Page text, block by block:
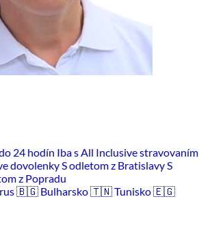
24 hodín Iba s All Inclusive stravovaním
dovolenkyS odletom z BratislavyS
z Popradu
🇧🇬 Bulharsko🇹🇳 Tunisko🇪🇬
Povoliť vybrané